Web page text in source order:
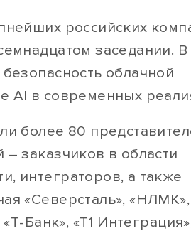
российских
заседании. В
облачной
AI в современных
более 80
заказчиков в области
интеграторов, а также
«Северсталь», «НЛМК»,
Банк», «Т1